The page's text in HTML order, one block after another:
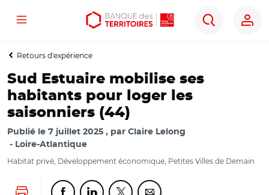
Aller
contenu
Aller
menu
Ouvrir
outils
Menu
Rechercher
Retours d'expérience
Sud Estuaire mobilise ses
habitants pour loger les
saisonniers (44)
Publié le 7 juillet 2025 par Claire Lelong
Loire-Atlantique
Habitat privé, Développement économique, Petites Villes de Demain